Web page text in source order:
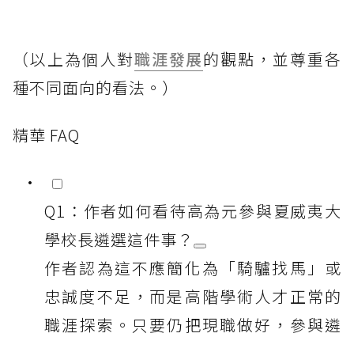
（以上為個人對職涯發展的觀點，並尊重各
種不同面向的看法。）
精華 FAQ
Q1：作者如何看待高為元參與夏威夷大
學校長遴選這件事？
作者認為這不應簡化為「騎驢找馬」或
忠誠度不足，而是高階學術人才正常的
職涯探索。只要仍把現職做好，參與遴